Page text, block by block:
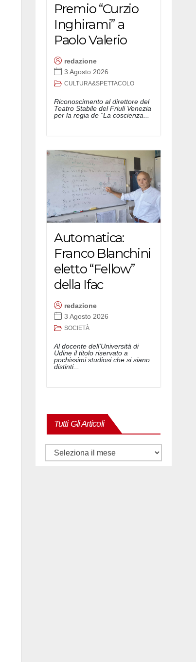
Premio “Curzio
Inghirami” a
Paolo Valerio
redazione
3 Agosto 2026
CULTURA&SPETTACOLO
Riconoscimento al direttore del
Teatro Stabile del Friuli Venezia
per la regia de “La coscienza...
Automatica:
Franco Blanchini
eletto “Fellow”
della Ifac
redazione
3 Agosto 2026
SOCIETÀ
Al docente dell'Università di
Udine il titolo riservato a
pochissimi studiosi che si siano
distinti...
Tutti Gli Articoli
Tutti